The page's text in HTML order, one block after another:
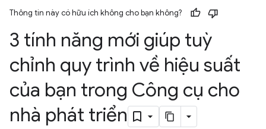
Thông tin này có hữu ích không cho bạn không?
3 tính năng mới giúp tuỳ
chỉnh quy trình về hiệu suất
của bạn trong Công cụ cho
nhà phát triển